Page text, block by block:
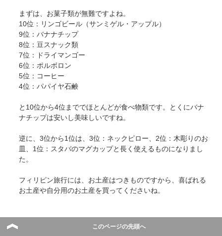
まずは、お菓子類が無難ですよね。
10位：リンゴビール（サンミゲル・アップル）
9位：バナナチップ
8位：豆スナック類
7位：ドライマンゴー
6位：ポルボロン
5位：コーヒー
4位：パパイヤ石鹸
と10位から4位まででほとんどが食べ物類です。とくにバナ
ナチップは安いし美味しいですね。
逆に、3位から1位は、3位：ネックピロー、2位：木彫りのお
皿、1位：スタバのマグカップと長く使えるものになりまし
た。
フィリピン旅行には、お土産はつきものですから、喜ばれる
お土産や自分用のお土産を買ってくださいね。
このページの先頭へ